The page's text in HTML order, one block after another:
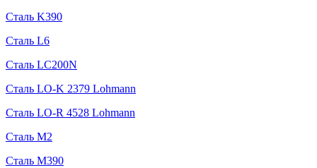
Сталь K390
Сталь L6
Сталь LC200N
Сталь LO-K 2379 Lohmann
Сталь LO-R 4528 Lohmann
Сталь M2
Сталь M390